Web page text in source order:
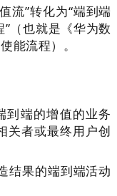
流”转化为“端到端
”（也就是《华为数
能流程）。
到端的增值的业务
关者或最终用户创
结果的端到端活动